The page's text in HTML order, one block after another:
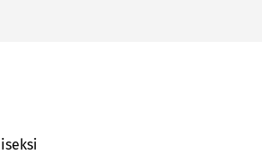
10 § 2 momentista
ja syyteoikeus vanhentunut